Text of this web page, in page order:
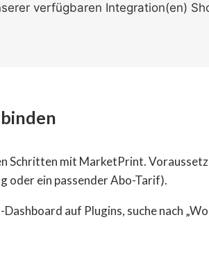
verfügbaren Integration(en)
Schritten mit MarketPrint.
oder ein passender Abo-Tarif).
auf Plugins, suche nach